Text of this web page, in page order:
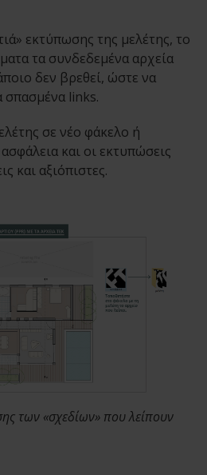
εκτύπωσης της μελέτης, το
τα συνδεδεμένα αρχεία
δεν βρεθεί, ώστε να
σπασμένα links.
σε νέο φάκελο ή
και οι εκτυπώσεις
και αξιόπιστες.
των «σχεδίων» που λείπουν